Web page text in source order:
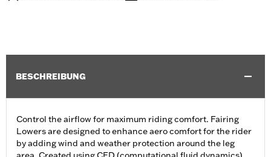
BESCHREIBUNG
Control the airflow for maximum riding comfort. Fairing
Lowers are designed to enhance aero comfort for the rider
by adding wind and weather protection around the leg